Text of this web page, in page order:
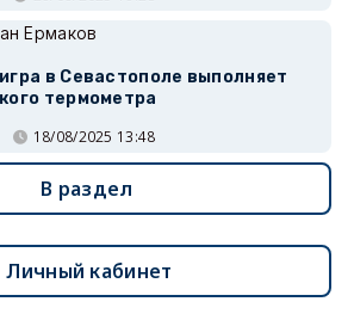
Ермаков
в Севастополе выполняет
термометра
18/08/2025 13:48
В раздел
Личный кабинет